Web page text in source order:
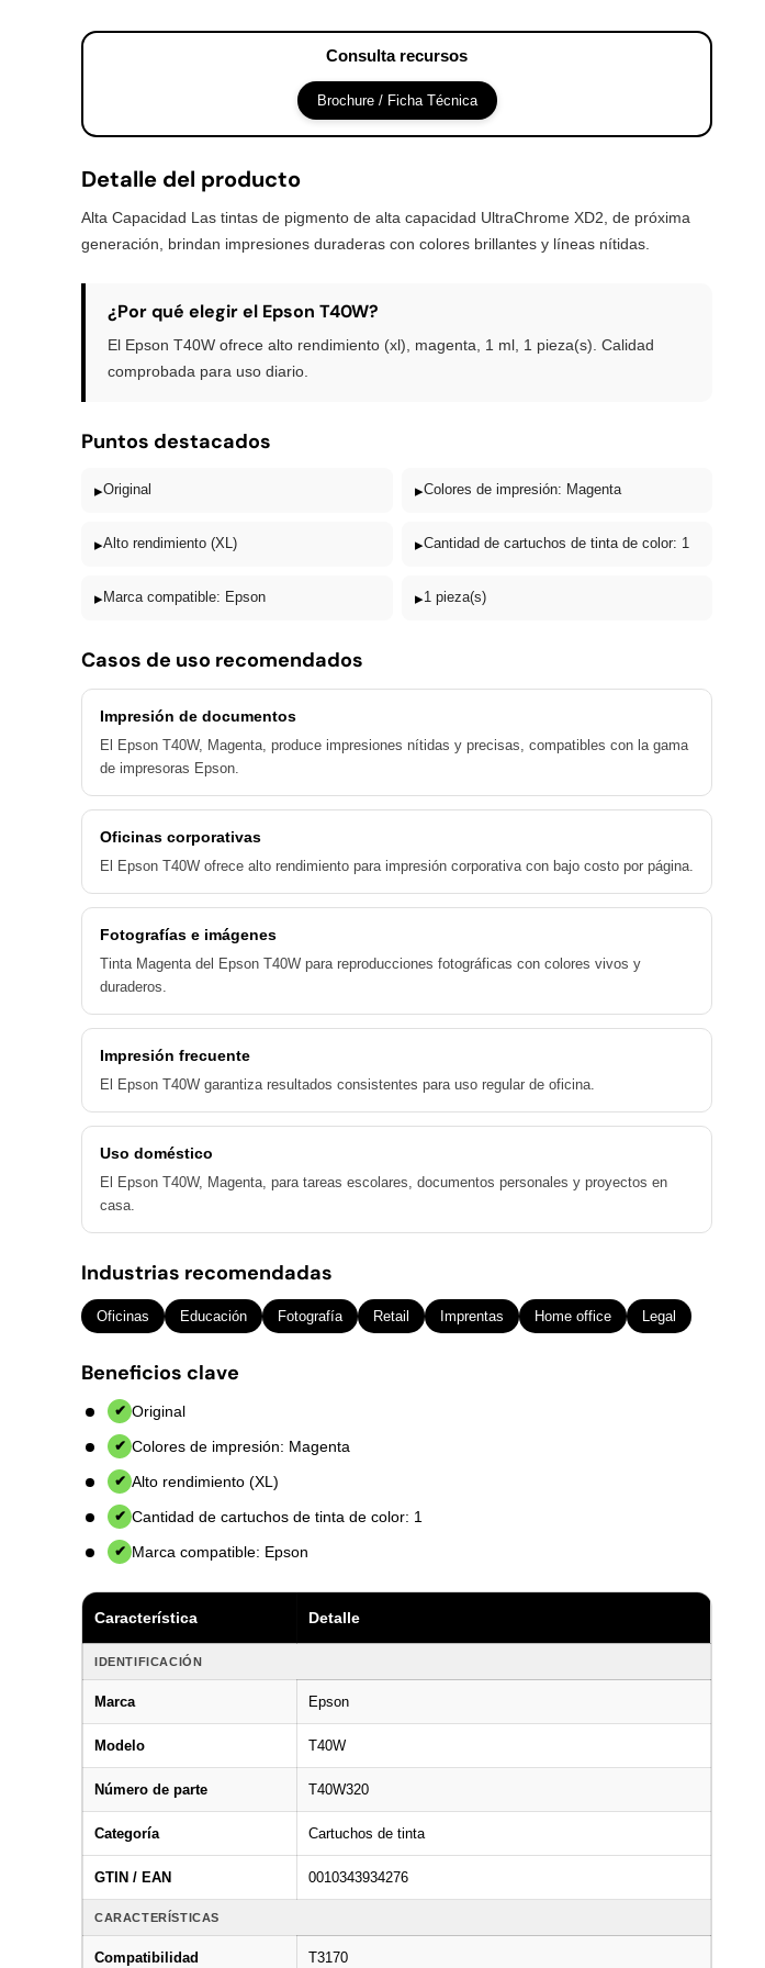
Consulta recursos
Brochure / Ficha Técnica
Detalle del producto
Alta Capacidad Las tintas de pigmento de alta capacidad UltraChrome XD2, de próxima
generación, brindan impresiones duraderas con colores brillantes y líneas nítidas.
¿Por qué elegir el Epson T40W?
El Epson T40W ofrece alto rendimiento (xl), magenta, 1 ml, 1 pieza(s). Calidad
comprobada para uso diario.
Puntos destacados
▸Original ▸Colores de impresión: Magenta
▸Alto rendimiento (XL) ▸Cantidad de cartuchos de tinta de color: 1
▸Marca compatible: Epson ▸1 pieza(s)
Casos de uso recomendados
Impresión de documentos
El Epson T40W, Magenta, produce impresiones nítidas y precisas, compatibles con la gama
de impresoras Epson.
Oficinas corporativas
El Epson T40W ofrece alto rendimiento para impresión corporativa con bajo costo por página.
Fotografías e imágenes
Tinta Magenta del Epson T40W para reproducciones fotográficas con colores vivos y
duraderos.
Impresión frecuente
El Epson T40W garantiza resultados consistentes para uso regular de oficina.
Uso doméstico
El Epson T40W, Magenta, para tareas escolares, documentos personales y proyectos en
casa.
Industrias recomendadas
Oficinas Educación Fotografía Retail Imprentas Home office Legal
Beneficios clave
✔ Original
✔ Colores de impresión: Magenta
✔ Alto rendimiento (XL)
✔ Cantidad de cartuchos de tinta de color: 1
✔ Marca compatible: Epson
Característica Detalle
IDENTIFICACIÓN
Marca Epson
Modelo T40W
Número de parte T40W320
Categoría Cartuchos de tinta
GTIN / EAN 0010343934276
CARACTERÍSTICAS
Compatibilidad T3170